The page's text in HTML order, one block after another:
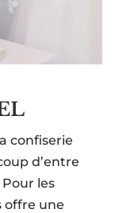
confiserie
d’entre
les
offre une